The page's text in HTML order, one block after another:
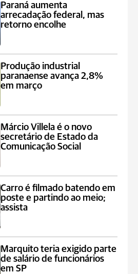
Paraná aumenta
arrecadação federal, mas
retorno encolhe
Produção industrial
paranaense avança 2,8%
em março
Márcio Villela é o novo
secretário de Estado da
Comunicação Social
Carro é filmado batendo em
poste e partindo ao meio;
assista
Marquito teria exigido parte
de salário de funcionários
em SP